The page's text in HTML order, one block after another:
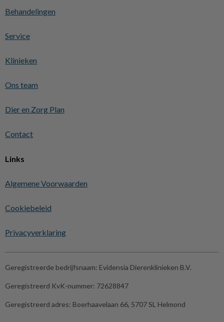
Behandelingen
Service
Klinieken
Ons team
Dier en Zorg Plan
Contact
Links
Algemene Voorwaarden
Cookiebeleid
Privacyverklaring
Geregistreerde bedrijfsnaam: Evidensia Dierenklinieken B.V.
Geregistreerd KvK-nummer: 72628847
Geregistreerd adres: Boerhaavelaan 66, 5707 SL Helmond